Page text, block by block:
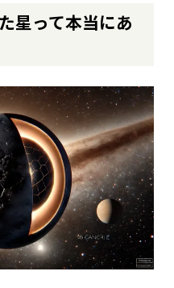
星って本当にあ